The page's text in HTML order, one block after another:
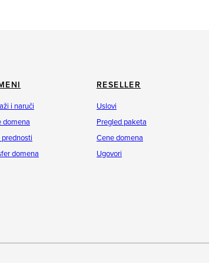
i naruči
domena
prednosti
domena
RESELLER
Uslovi
Pregled paketa
Cene domena
Ugovori